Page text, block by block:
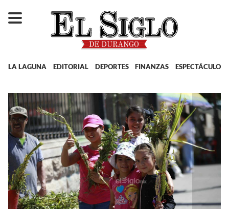
LA LAGUNA EDITORIAL DEPORTES FINANZAS ESPECTÁCULOS